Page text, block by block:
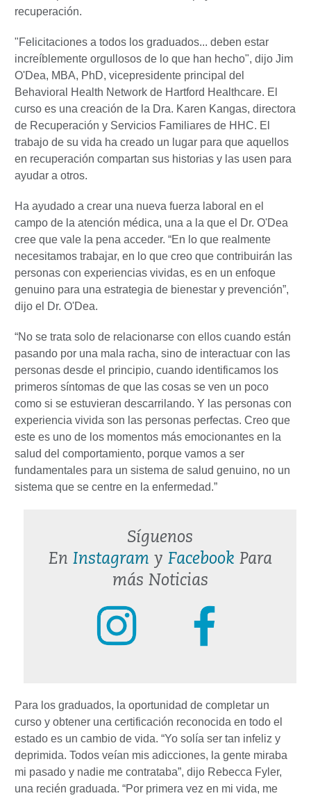
recuperación.
"Felicitaciones a todos los graduados... deben estar
increíblemente orgullosos de lo que han hecho", dijo Jim
O'Dea, MBA, PhD, vicepresidente principal del
Behavioral Health Network de Hartford Healthcare. El
curso es una creación de la Dra. Karen Kangas, directora
de Recuperación y Servicios Familiares de HHC. El
trabajo de su vida ha creado un lugar para que aquellos
en recuperación compartan sus historias y las usen para
ayudar a otros.
Ha ayudado a crear una nueva fuerza laboral en el
campo de la atención médica, una a la que el Dr. O'Dea
cree que vale la pena acceder. “En lo que realmente
necesitamos trabajar, en lo que creo que contribuirán las
personas con experiencias vividas, es en un enfoque
genuino para una estrategia de bienestar y prevención”,
dijo el Dr. O'Dea.
“No se trata solo de relacionarse con ellos cuando están
pasando por una mala racha, sino de interactuar con las
personas desde el principio, cuando identificamos los
primeros síntomas de que las cosas se ven un poco
como si se estuvieran descarrilando. Y las personas con
experiencia vivida son las personas perfectas. Creo que
este es uno de los momentos más emocionantes en la
salud del comportamiento, porque vamos a ser
fundamentales para un sistema de salud genuino, no un
sistema que se centre en la enfermedad.”
Síguenos
En Instagram y Facebook Para
más Noticias
Para los graduados, la oportunidad de completar un
curso y obtener una certificación reconocida en todo el
estado es un cambio de vida. “Yo solía ser tan infeliz y
deprimida. Todos veían mis adicciones, la gente miraba
mi pasado y nadie me contrataba”, dijo Rebecca Fyler,
una recién graduada. “Por primera vez en mi vida, me